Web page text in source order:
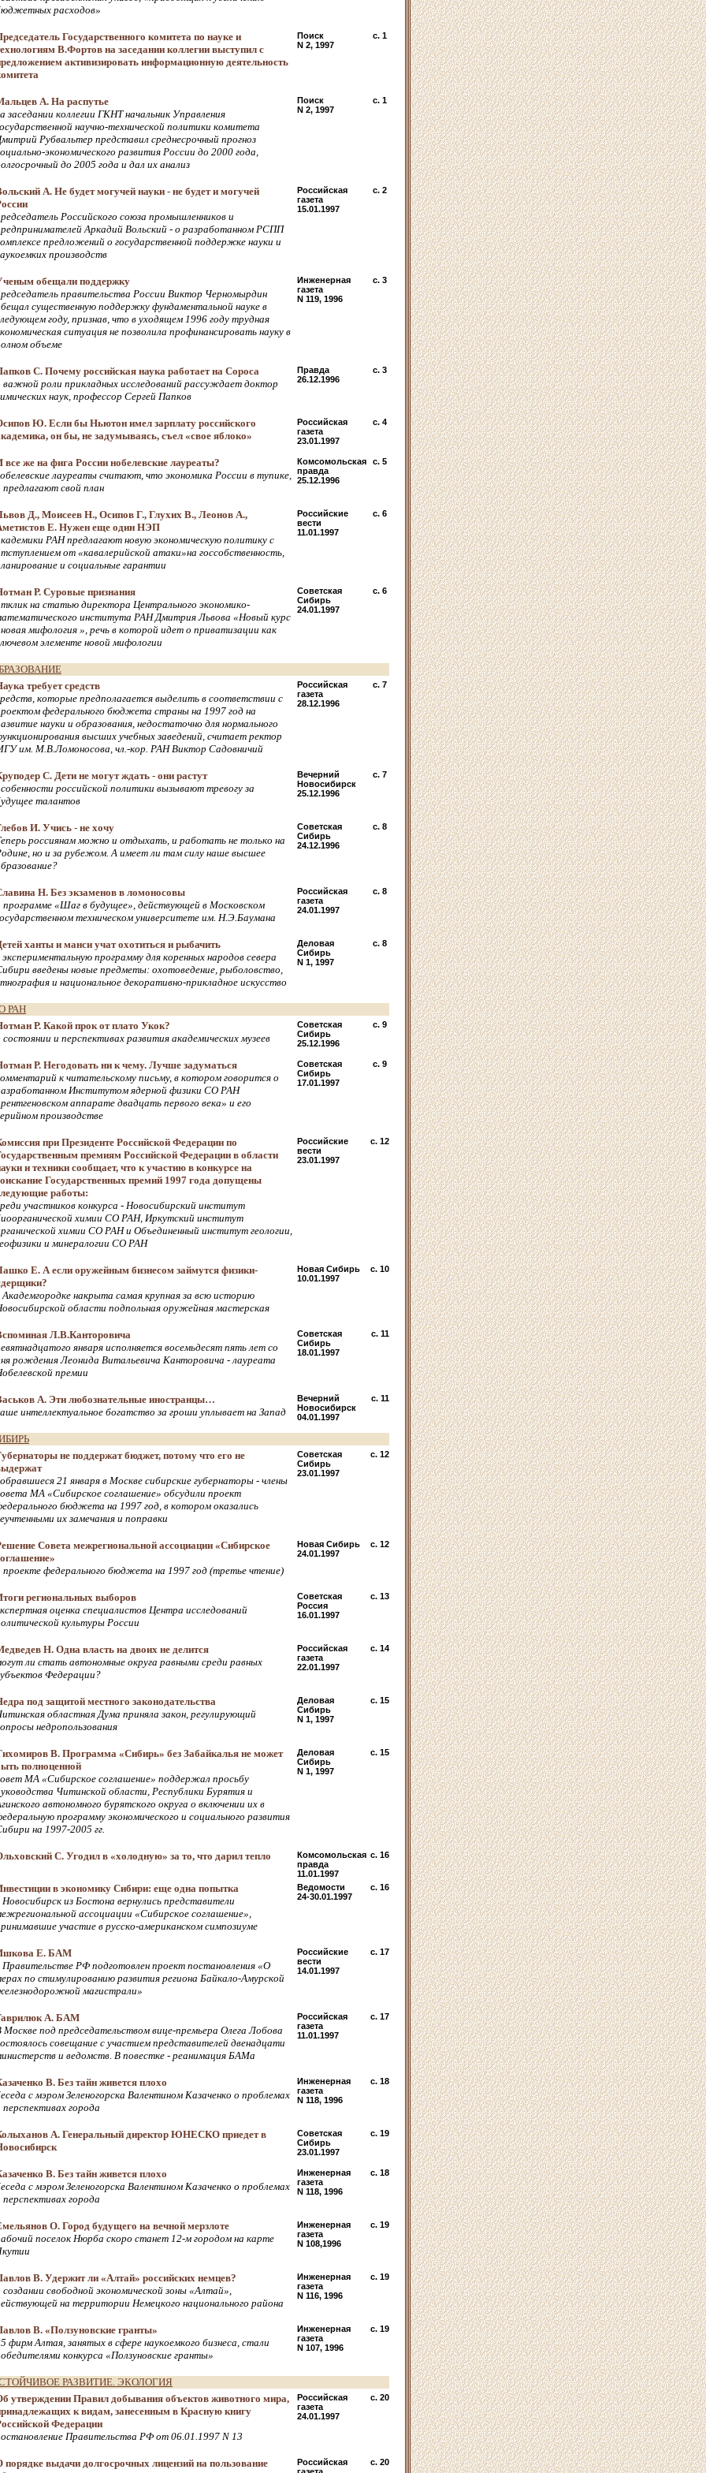
расходов»
Государственного комитета по науке и
В.Фортов на заседании коллегии выступил с
активизировать информационную деятельность
Поиск
N 2, 1997
c. 1
А. На распутье
заседании коллегии ГКНТ начальник Управления
научно-технической политики комитета
Рубвальтер представил среднесрочный прогноз
экономического развития России до 2000 года,
до 2005 года и дал их анализ
Поиск
N 2, 1997
c. 1
А. Не будет могучей науки - не будет и могучей
Российского союза промышленников и
Аркадий Вольский - о разработанном РСПП
предложений о государственной поддержке науки и
производств
Российская
газета
15.01.1997
c. 2
обещали поддержку
правительства России Виктор Черномырдин
существенную поддержку фундаментальной науке в
году, признав, что в уходящем 1996 году трудная
ситуация не позволила профинансировать науку в
объеме
Инженерная
газета
N 119, 1996
c. 3
С. Почему российская наука работает на Сороса
важной роли прикладных исследований рассуждает доктор
наук, профессор Сергей Папков
Правда
26.12.1996
c. 3
Ю. Если бы Ньютон имел зарплату российского
он бы, не задумываясь, съел «свое яблоко»
Российская
газета
23.01.1997
c. 4
все же на фига России нобелевские лауреаты?
лауреаты считают, что экономика России в тупике,
предлагают свой план
Комсомольская
правда
25.12.1996
c. 5
Д., Моисеев Н., Осипов Г., Глухих В., Леонов А.,
Е. Нужен еще один НЭП
РАН предлагают новую экономическую политику с
от «кавалерийской атаки»на госсобственность,
и социальные гарантии
Российские
вести
11.01.1997
c. 6
Р. Суровые признания
на статью директора Центрального экономико-
института РАН Дмитрия Львова «Новый курc
мифология », речь в которой идет о приватизации как
элементе новой мифологии
Советская
Сибирь
24.01.1997
c. 6
требует средств
которые предполагается выделить в соответствии с
федерального бюджета страны на 1997 год на
науки и образования, недостаточно для нормального
высших учебных заведений, считает ректор
им. М.В.Ломоносова, чл.-кор. РАН Виктор Садовничий
Российская
газета
28.12.1996
c. 7
С. Дети не могут ждать - они растут
российской политики вызывают тревогу за
талантов
Вечерний
Новосибирск
25.12.1996
c. 7
И. Учись - не хочу
россиянам можно и отдыхать, и работать не только на
но и за рубежом. А имеет ли там силу наше высшее
Советская
Сибирь
24.12.1996
c. 8
Н. Без экзаменов в ломоносовы
программе «Шаг в будущее», действующей в Московском
техническом университете им. Н.Э.Баумана
Российская
газета
24.01.1997
c. 8
ханты и манси учат охотиться и рыбачить
экспериментальную программу для коренных народов севера
введены новые предметы: охотоведение, рыболовство,
и национальное декоративно-прикладное искусство
Деловая
Сибирь
N 1, 1997
c. 8
РАН
Р. Какой прок от плато Укок?
состоянии и перспективах развития академических музеев
Советская
Сибирь
25.12.1996
c. 9
Р. Негодовать ни к чему. Лучше задуматься
к читательскому письму, в котором говорится о
Институтом ядерной физики СО РАН
аппарате двадцать первого века» и его
производстве
Советская
Сибирь
17.01.1997
c. 9
при Президенте Российской Федерации по
премиям Российской Федерации в области
и техники сообщает, что к участию в конкурсе на
Государственных премий 1997 года допущены
работы:
участников конкурса - Новосибирский институт
химии СО РАН, Иркутский институт
химии СО РАН и Объединенный институт геологии,
и минералогии СО РАН
Российские
вести
23.01.1997
c. 12
Е. А если оружейным бизнесом займутся физики-
Академгородке накрыта самая крупная за всю историю
области подпольная оружейная мастерская
Новая Сибирь
10.01.1997
c. 10
Л.В.Канторовича
января исполняется восемьдесят пять лет со
рождения Леонида Витальевича Канторовича - лауреата
премии
Советская
Сибирь
18.01.1997
c. 11
А. Эти любознательные иностранцы…
интеллектуальное богатство за гроши уплывает на Запад
Вечерний
Новосибирск
04.01.1997
c. 11
не поддержат бюджет, потому что его не
21 января в Москве сибирские губернаторы - члены
МА «Сибирское соглашение» обсудили проект
бюджета на 1997 год, в котором оказались
их замечания и поправки
Советская
Сибирь
23.01.1997
c. 12
Совета межрегиональной ассоциации «Сибирское
проекте федерального бюджета на 1997 год (третье чтение)
Новая Сибирь
24.01.1997
c. 12
региональных выборов
оценка специалистов Центра исследований
культуры России
Советская
Россия
16.01.1997
c. 13
Н. Одна власть на двоих не делится
ли стать автономные округа равными среди равных
Федерации?
Российская
газета
22.01.1997
c. 14
под защитой местного законодательства
областная Дума приняла закон, регулирующий
недропользования
Деловая
Сибирь
N 1, 1997
c. 15
В. Программа «Сибирь» без Забайкалья не может
полноценной
МА «Сибирское соглашение» поддержал просьбу
Читинской области, Республики Бурятия и
автономного бурятского округа о включении их в
программу экономического и социального развития
на 1997-2005 гг.
Деловая
Сибирь
N 1, 1997
c. 15
С. Угодил в «холодную» за то, что дарил тепло
Комсомольская
правда
11.01.1997
c. 16
в экономику Сибири: еще одна попытка
Новосибирск из Бостона вернулись представители
ассоциации «Сибирское соглашение»,
участие в русско-американском симпозиуме
Ведомости
24-30.01.1997
c. 16
Е. БАМ
Правительстве РФ подготовлен проект постановления «О
по стимулированию развития региона Байкало-Амурской
магистрали»
Российские
вести
14.01.1997
c. 17
А. БАМ
Москве под председательством вице-премьера Олега Лобова
совещание с участием представителей двенадцати
и ведомств. В повестке - реанимация БАМа
Российская
газета
11.01.1997
c. 17
В. Без тайн живется плохо
с мэром Зеленогорска Валентином Казаченко о проблемах
перспективах города
Инженерная
газета
N 118, 1996
c. 18
А. Генеральный директор ЮНЕСКО приедет в
Советская
Сибирь
23.01.1997
c. 19
В. Без тайн живется плохо
с мэром Зеленогорска Валентином Казаченко о проблемах
перспективах города
Инженерная
газета
N 118, 1996
c. 18
О. Город будущего на вечной мерзлоте
поселок Нюрба скоро станет 12-м городом на карте
Инженерная
газета
N 108,1996
c. 19
В. Удержит ли «Алтай» российских немцев?
создании свободной экономической зоны «Алтай»,
на территории Немецкого национального района
Инженерная
газета
N 116, 1996
c. 19
В. «Ползуновские гранты»
фирм Алтая, занятых в сфере наукоемкого бизнеса, стали
конкурса «Ползуновские гранты»
Инженерная
газета
N 107, 1996
c. 19
РАЗВИТИЕ. ЭКОЛОГИЯ
утверждении Правил добывания объектов животного мира,
к видам, занесенным в Красную книгу
Федерации
Правительства РФ от 06.01.1997 N 13
Российская
газета
24.01.1997
c. 20
порядке выдачи долгосрочных лицензий на пользование
Российская
c. 20